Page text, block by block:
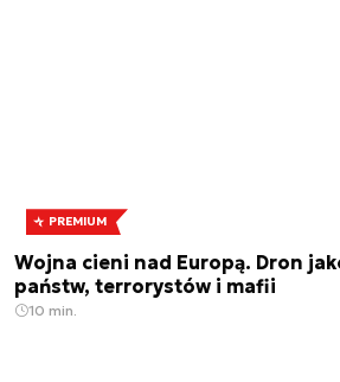
PREMIUM
Wojna cieni nad Europą. Dron
państw, terrorystów i mafii
10 min.